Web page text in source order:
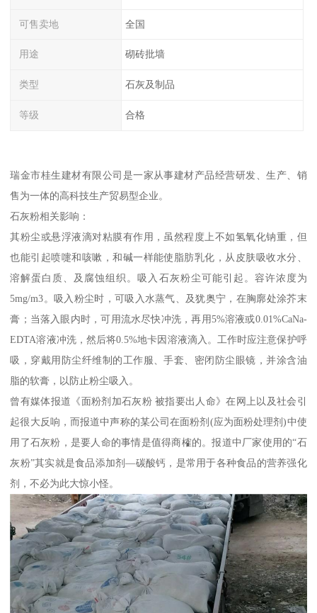
可售卖地 全国
用途 砌砖批墙
类型 石灰及制品
等级 合格
瑞金市桂生建材有限公司是一家从事建材产品经营研发、生产、销
售为一体的高科技生产贸易型企业。
石灰粉相关影响：
其粉尘或悬浮液滴对粘膜有作用，虽然程度上不如氢氧化钠重，但
也能引起喷嚏和咳嗽，和碱一样能使脂肪乳化，从皮肤吸收水分、
溶解蛋白质、及腐蚀组织。吸入石灰粉尘可能引起。容许浓度为
5mg/m3。吸入粉尘时，可吸入水蒸气、及犹奥宁，在胸廓处涂芥末
膏；当落入眼内时，可用流水尽快冲洗，再用5%溶液或0.01%CaNa-
EDTA溶液冲洗，然后将0.5%地卡因溶液滴入。工作时应注意保护呼
吸，穿戴用防尘纤维制的工作服、手套、密闭防尘眼镜，并涂含油
脂的软膏，以防止粉尘吸入。
曾有媒体报道《面粉剂加石灰粉 被指要出人命》在网上以及社会引
起很大反响，而报道中声称的某公司在面粉剂(应为面粉处理剂)中使
用了石灰粉，是要人命的事情是值得商榷的。报道中厂家使用的“石
灰粉”其实就是食品添加剂—碳酸钙，是常用于各种食品的营养强化
剂，不必为此大惊小怪。